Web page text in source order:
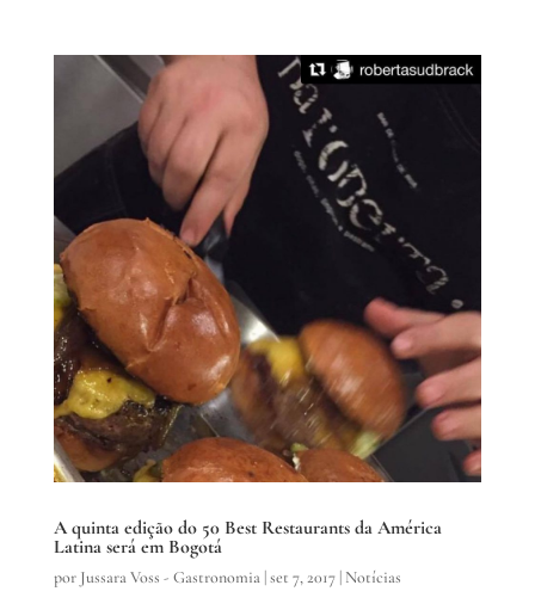
A quinta edição do 50 Best Restaurants da América
Latina será em Bogotá
por Jussara Voss - Gastronomia|set 7, 2017| Notícias